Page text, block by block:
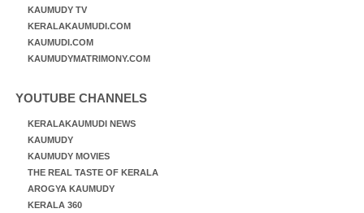
KAUMUDY TV
KERALAKAUMUDI.COM
KAUMUDI.COM
KAUMUDYMATRIMONY.COM
YOUTUBE CHANNELS
KERALAKAUMUDI NEWS
KAUMUDY
KAUMUDY MOVIES
THE REAL TASTE OF KERALA
AROGYA KAUMUDY
KERALA 360